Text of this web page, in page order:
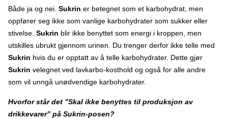
Både ja og nei. Sukrin er betegnet som et karbohydrat, men
oppfører seg ikke som vanlige karbohydrater som sukker eller
stivelse. Sukrin blir ikke benyttet som energi i kroppen, men
utskilles ubrukt gjennom urinen. Du trenger derfor ikke telle med
Sukrin hvis du er opptatt av å telle karbohydrater. Dette gjør
Sukrin velegnet ved lavkarbo-kosthold og også for alle andre
som vil unngå unødvendige karbohydrater.
Hvorfor står det ”Skal ikke benyttes til produksjon av
drikkevarer” på Sukrin-posen?